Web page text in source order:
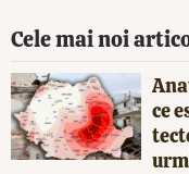
Cele mai noi
ce